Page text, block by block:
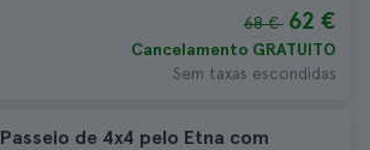
68 € 62 €
Cancelamento GRATUITO
Sem taxas escondidas
Passeio de 4x4 pelo Etna com